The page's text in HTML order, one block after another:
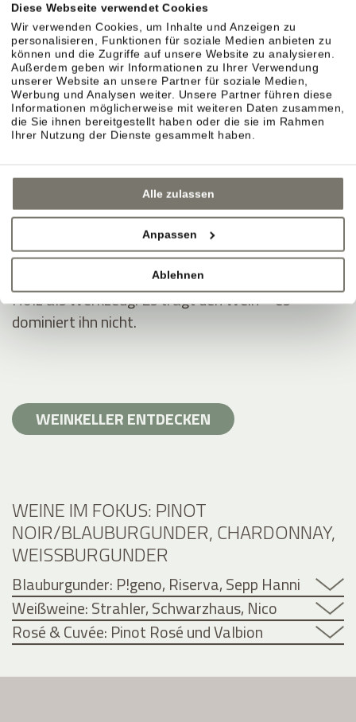
Diese Webseite verwendet Cookies
Wir verwenden Cookies, um Inhalte und Anzeigen zu
personalisieren, Funktionen für soziale Medien anbieten zu
können und die Zugriffe auf unsere Website zu analysieren.
Außerdem geben wir Informationen zu Ihrer Verwendung
unserer Website an unsere Partner für soziale Medien,
Werbung und Analysen weiter. Unsere Partner führen diese
Informationen möglicherweise mit weiteren Daten zusammen,
die Sie ihnen bereitgestellt haben oder die sie im Rahmen
Ihrer Nutzung der Dienste gesammelt haben.
Alle zulassen
Anpassen
Ablehnen
KELLER & AUSBAU
Sorgfalt im Ausbau.
Im Weinberg entsteht der Stil. Im Keller wird er
präzise begleitet. Jahr für Jahr neu.
Naturmaterialien sorgen für Ruhe.
Lehm, Ton, offener Boden, Lehm-Kalk. Ein Klima,
Ausbau in Eichenholzfässern.
Holz als Werkzeug. Es trägt den Wein – es
dominiert ihn nicht.
WEINKELLER ENTDECKEN
WEINE IM FOKUS: PINOT
NOIR/BLAUBURGUNDER, CHARDONNAY,
WEISSBURGUNDER
Blauburgunder: P!geno, Riserva, Sepp Hanni
Weißweine: Strahler, Schwarzhaus, Nico
Rosé & Cuvée: Pinot Rosé und Valbion